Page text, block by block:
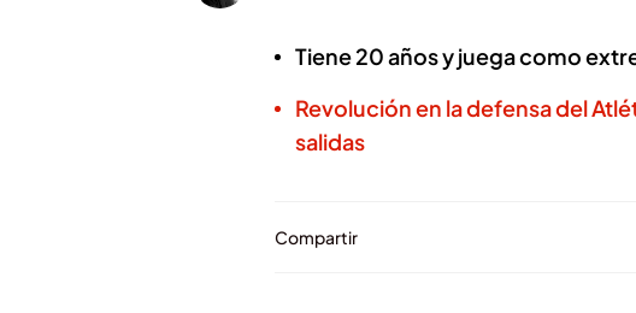
Tiene 20 años y juega como
Revolución en la defensa del
salidas
Compartir